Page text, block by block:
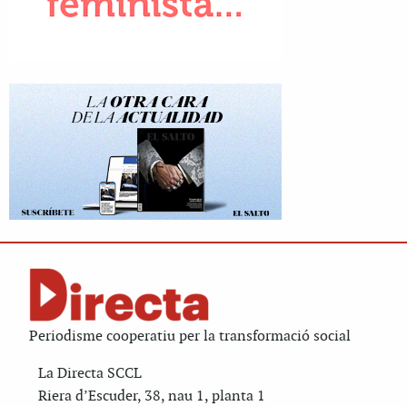
Periodisme cooperatiu per la transformació social
La Directa SCCL
Riera d’Escuder, 38, nau 1, planta 1